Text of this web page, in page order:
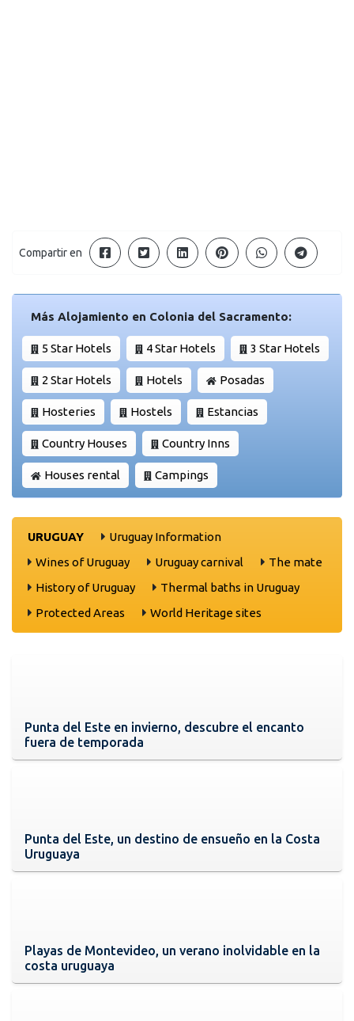
Compartir en
Más Alojamiento en Colonia del Sacramento:
5 Star Hotels 4 Star Hotels 3 Star Hotels
2 Star Hotels Hotels Posadas
Hosteries Hostels Estancias
Country Houses Country Inns
Houses rental Campings
URUGUAY
Uruguay Information
Wines of Uruguay
Uruguay carnival
The mate
History of Uruguay
Thermal baths in Uruguay
Protected Areas
World Heritage sites
Punta del Este en invierno, descubre el encanto
fuera de temporada
Punta del Este, un destino de ensueño en la Costa
Uruguaya
Playas de Montevideo, un verano inolvidable en la
costa uruguaya